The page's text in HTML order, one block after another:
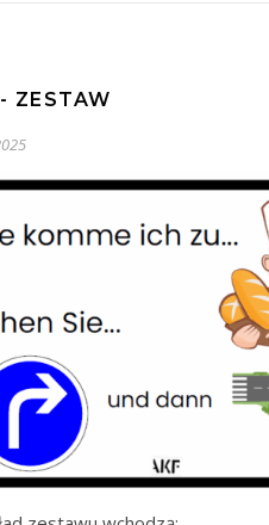
ZESTAW